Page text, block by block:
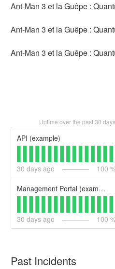
Ant-Man 3 et la Guêpe :
Ant-Man 3 et la Guêpe :
Ant-Man 3 et la Guêpe :
Uptime over the past30
API (example)
30 days ago 100
Management Portal (example)
30 days ago 100
Past Incidents